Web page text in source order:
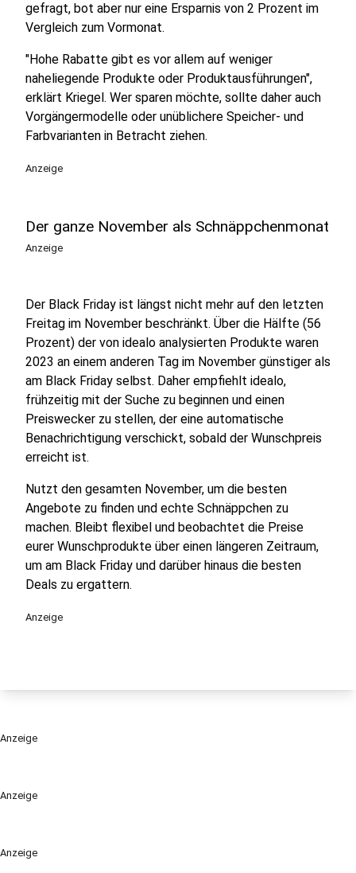
Anzeige
Anzeige
gefragt, bot aber nur eine Ersparnis von 2 Prozent im
Vergleich zum Vormonat.
"Hohe Rabatte gibt es vor allem auf weniger
naheliegende Produkte oder Produktausführungen",
erklärt Kriegel. Wer sparen möchte, sollte daher auch
Vorgängermodelle oder unüblichere Speicher- und
Farbvarianten in Betracht ziehen.
Anzeige
Der ganze November als Schnäppchenmonat
Anzeige
Der Black Friday ist längst nicht mehr auf den letzten
Freitag im November beschränkt. Über die Hälfte (56
Prozent) der von idealo analysierten Produkte waren
2023 an einem anderen Tag im November günstiger als
am Black Friday selbst. Daher empfiehlt idealo,
frühzeitig mit der Suche zu beginnen und einen
Preiswecker zu stellen, der eine automatische
Benachrichtigung verschickt, sobald der Wunschpreis
erreicht ist.
Nutzt den gesamten November, um die besten
Angebote zu finden und echte Schnäppchen zu
machen. Bleibt flexibel und beobachtet die Preise
eurer Wunschprodukte über einen längeren Zeitraum,
um am Black Friday und darüber hinaus die besten
Deals zu ergattern.
Anzeige
Anzeige